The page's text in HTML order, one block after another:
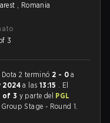
, Romania
3
2 terminó 2 - 0 a
2024a las 13:15 . El
of 3 y parte del PGL
Group Stage - Round 1.